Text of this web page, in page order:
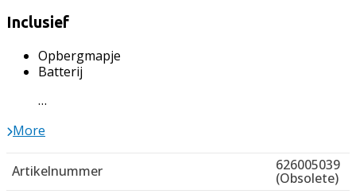
Inclusief
Opbergmapje
Batterij
…
More
Artikelnummer 626005039
(Obsolete)